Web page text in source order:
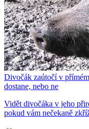
Divočák zaútočí v
dostane, nebo ne
Vidět divočáka v jeho
pokud vám nečekaně